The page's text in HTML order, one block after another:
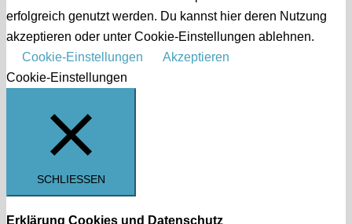
erfolgreich genutzt werden. Du kannst hier deren Nutzung
akzeptieren oder unter Cookie-Einstellungen ablehnen.
Cookie-Einstellungen
Akzeptieren
Cookie-Einstellungen
SCHLIESSEN
Erklärung Cookies und Datenschutz